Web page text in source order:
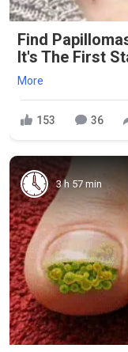
Find
It's The First
More
153 36
3 h 57 min